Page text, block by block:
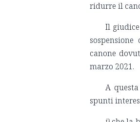
ridurre il
Il
canone
marzo 2021.
A
spunti